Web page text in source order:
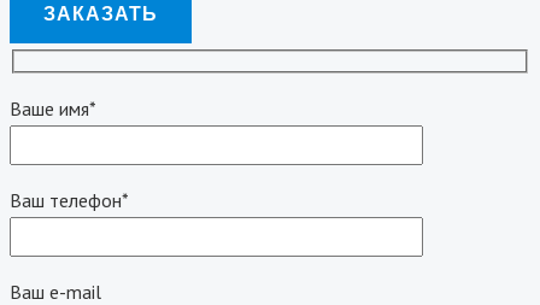
ЗАКАЗАТЬ
Ваше имя*
Ваш телефон*
Ваш e-mail